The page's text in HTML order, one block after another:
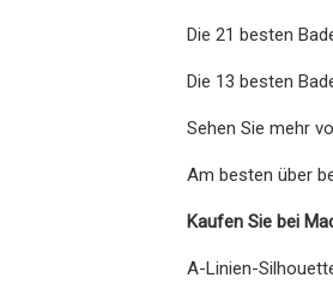
Die 21 besten
Die 13 besten
Sehen Sie mehr
Am besten über
Kaufen Sie bei
A-Linien-